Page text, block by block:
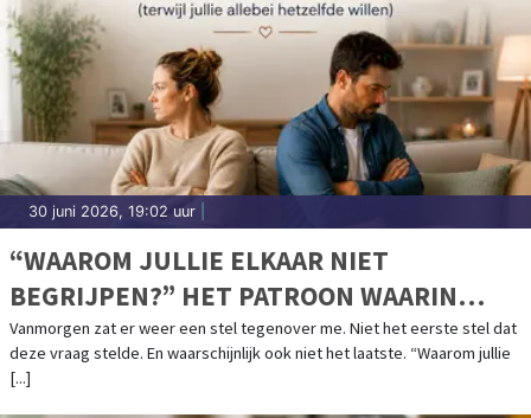
30 juni 2026, 19:02 uur
“WAAROM JULLIE ELKAAR NIET
BEGRIJPEN?” HET PATROON WAARIN
ZOVEEL STELLEN VASTLOPEN.
Vanmorgen zat er weer een stel tegenover me. Niet het eerste stel dat
deze vraag stelde. En waarschijnlijk ook niet het laatste. “Waarom jullie
[...]